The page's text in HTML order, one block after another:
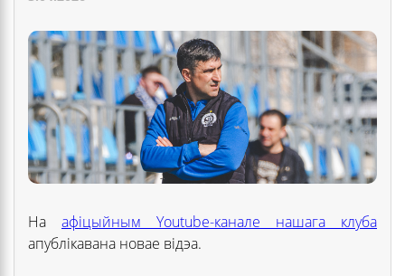
На афіцыйным Youtube-канале нашага клуба
апублікавана новае відэа.